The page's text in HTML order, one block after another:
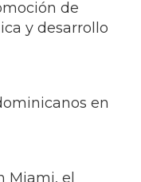
de
y desarrollo
en
Miami, el